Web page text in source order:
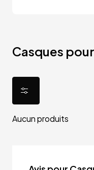
Casques
Aucun produits